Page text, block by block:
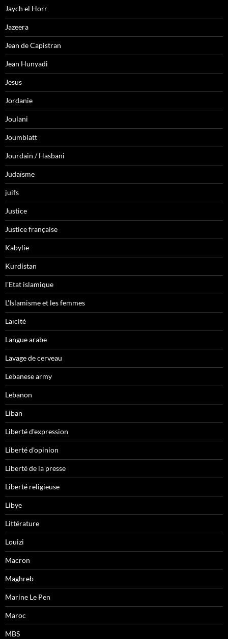
Jaych el Horr
Jazeera
Jean de Capistran
Jean Hunyadi
Jesus
Jordanie
Joulani
Joumblatt
Jourdain / Hasbani
Judaïsme
juifs
Justice
Justice française
Kabylie
Kurdistan
l'Etat islamique
L'Islamisme et les femmes
Laïcité
Langue arabe
Lavage de cerveau
Lebanese army
Lebanon
Liban
Liberté d'expression
Liberté d'opinion
Liberté de la presse
Liberté religieuse
Libye
Littérature
Louizi
Macron
Maghreb
Marine Le Pen
Maroc
MBS